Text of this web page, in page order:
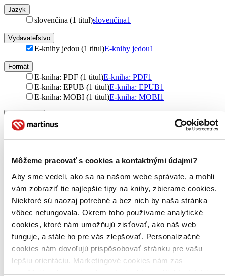
Môžeme pracovať s cookies a kontaktnými údajmi?
Aby sme vedeli, ako sa na našom webe správate, a mohli
vám zobraziť tie najlepšie tipy na knihy, zbierame cookies.
Niektoré sú naozaj potrebné a bez nich by naša stránka
vôbec nefungovala. Okrem toho používame analytické
cookies, ktoré nám umožňujú zisťovať, ako náš web
funguje, a stále ho pre vás zlepšovať. Personalizačné
cookies nám dovoľujú prispôsobovať stránku pre vašu
lepšiu orientáciu. Marketingové cookies nám zas
umožňujú zobrazenie relevantnej reklamy. Niektoré údaje
Jazyk
slovenčina (1 titul)slovenčina1
Vydavateľstvo
E-knihy jedou (1 titul)E-knihy jedou1
Formát
E-kniha: PDF (1 titul)E-kniha: PDF1
E-kniha: EPUB (1 titul)E-kniha: EPUB1
E-kniha: MOBI (1 titul)E-kniha: MOBI1
Zoradiť
Bestsellery
Top hodnotené
Novinky
Najdrahšie
Najlacnejšie
Najvyššia zľava
Zrušiť filtre
Vydavateľstvo E-knihy jedou